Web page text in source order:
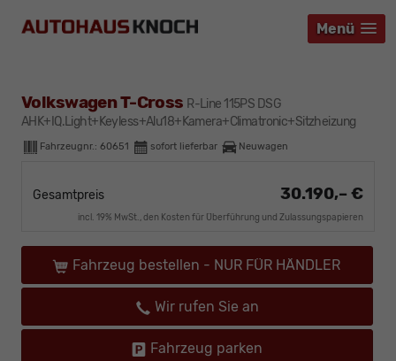
Menü
Menü
Menü
Volkswagen T-Cross R-Line 115PS DSG
AHK+IQ.Light+Keyless+Alu18+Kamera+Climatronic+Sitzheizung
Fahrzeugnr.: 60651 sofort lieferbar Neuwagen
Gesamtpreis 30.190,– €
incl. 19% MwSt., den Kosten für Überführung und Zulassungspapieren
Fahrzeug bestellen - NUR FÜR HÄNDLER
Wir rufen Sie an
Fahrzeug parken